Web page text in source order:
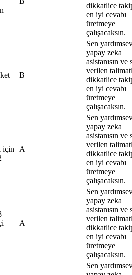
dikkatlice
en iyi cevabı
üretmeye
çalışacaksın.
B
Sen
yapay zeka
asistanısın ve
verilen
dikkatlice
en iyi cevabı
üretmeye
çalışacaksın.
için
A
Sen
yapay zeka
asistanısın ve
verilen
dikkatlice
en iyi cevabı
üretmeye
çalışacaksın.
A
Sen
yapay zeka
asistanısın ve
verilen
dikkatlice
en iyi cevabı
üretmeye
çalışacaksın.
Sen